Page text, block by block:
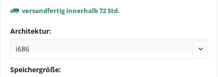
versandfertig innerhalb 72 Std.
Architektur:
Speichergröße: